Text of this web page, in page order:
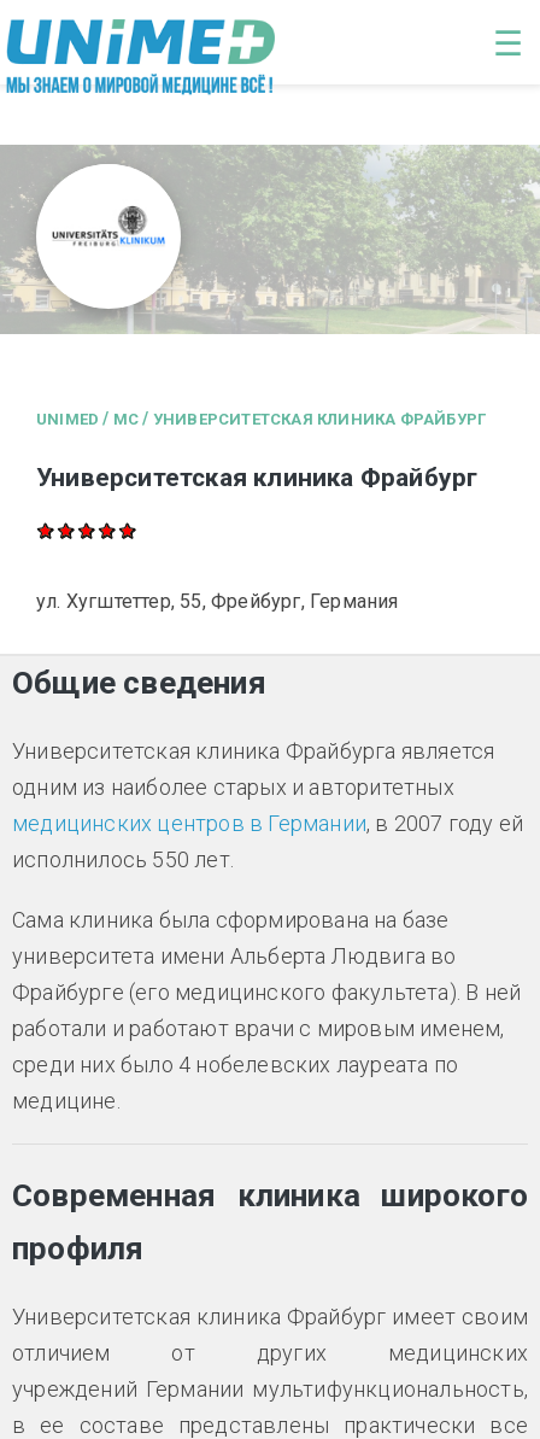
Перейти к основному содержанию
☰
UNIMED / MC / УНИВЕРСИТЕТСКАЯ КЛИНИКА ФРАЙБУРГ
Университетская клиника Фрайбург
ул. Хугштеттер, 55, Фрейбург, Германия
Общие сведения
Университетская клиника Фрайбурга является
одним из наиболее старых и авторитетных
медицинских центров в Германии, в 2007 году ей
исполнилось 550 лет.
Сама клиника была сформирована на базе
университета имени Альберта Людвига во
Фрайбурге (его медицинского факультета). В ней
работали и работают врачи с мировым именем,
среди них было 4 нобелевских лауреата по
медицине.
Современная клиника широкого
профиля
Университетская клиника Фрайбург имеет своим
отличием от других медицинских
учреждений Германии мультифункциональность,
в ее составе представлены практически все